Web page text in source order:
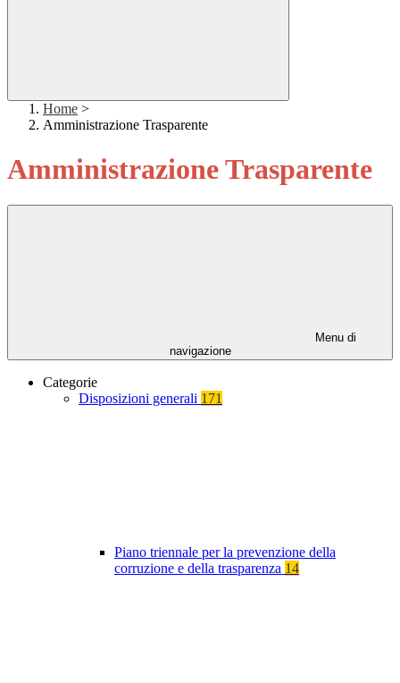
Home >
Amministrazione Trasparente
Amministrazione Trasparente
Menu di
navigazione
Categorie
Disposizioni generali 171
Piano triennale per la prevenzione della
corruzione e della trasparenza 14